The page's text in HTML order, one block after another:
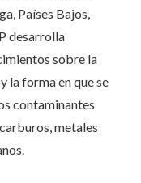
Países Bajos,
desarrolla
sobre la
la forma en que se
contaminantes
metales